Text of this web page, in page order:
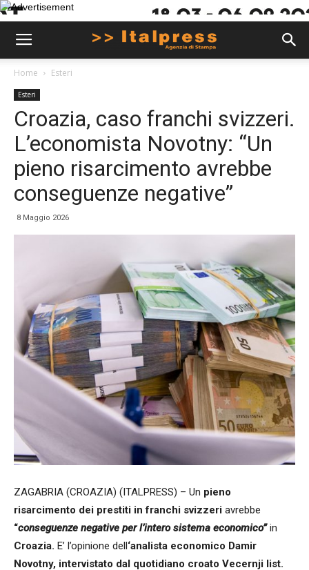
Home Esteri
Esteri
Croazia, caso franchi svizzeri.
L’economista Novotny: “Un
pieno risarcimento avrebbe
conseguenze negative”
8 Maggio 2026
ZAGABRIA (CROAZIA) (ITALPRESS) – Un pieno
risarcimento dei prestiti in franchi svizzeri avrebbe
“conseguenze negative per l’intero sistema economico” in
Croazia. E’ l’opinione dell‘analista economico Damir
Novotny, intervistato dal quotidiano croato Vecernji list.